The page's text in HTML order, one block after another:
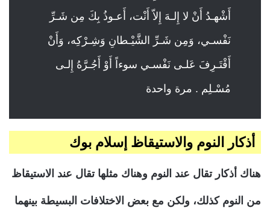
أَشْهـدُ أَنْ لا إِلـهَ إِلاّ أَنْت، أَعـوذُ بِكَ مِن شَـرِّ
نَفْسـي، وَمِن شَـرِّ الشَّيْـطانِ وَشِـرْكِه، وَأَنْ
أَقْتَـرِفَ عَلـى نَفْسـي سوءاً أَوْ أَجُـرَّهُ إِلـى
مُسْـلِم . مرة واحدة
أذكار النوم والاستيقاظ إسلام بوك
هناك أذكار تقال عند النوم وهناك مثلها تقال عند الاستيقاظ
من النوم كذلك، ولكن مع بعض الاختلافات البسيطة بينهما